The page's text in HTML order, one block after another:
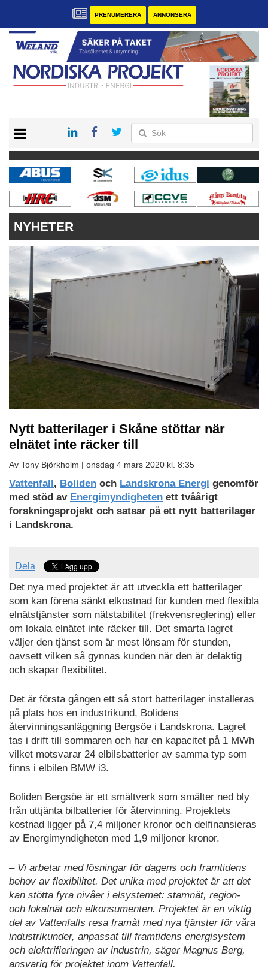
PRENUMERERA ANNONSERA
KONTAKT
VÅRA ANDRA MAGASIN
PRENUMERERA
ANNONSERA
NYHETER
Nytt batterilager i Skåne stöttar när
elnätet inte räcker till
Av Tony Björkholm | onsdag 4 mars 2020 kl. 8:35
Vattenfall, Boliden och Landskrona Energi genomför
med stöd av Energimyndigheten ett tvåårigt
forskningsprojekt och satsar på ett nytt batterilager
i Landskrona.
Dela
Det nya med projektet är att utveckla ett batterilager
som kan förena sänkt elkostnad för kunden med flexibla
elnätstjänster som nätstabilitet (frekvensreglering) eller
om lokala elnätet inte räcker till. Det smarta lagret
väljer den tjänst som är mest lönsam för stunden,
oavsett vilken så gynnas kunden när den är delaktig
och skapar flexibilitet.
Det är första gången ett så stort batterilager installeras
på plats hos en industrikund, Bolidens
återvinningsanläggning Bergsöe i Landskrona. Lagret
tas i drift till sommaren och har en kapacitet på 1 MWh
vilket motsvarar 24 elbilsbatterier av samma typ som
finns i elbilen BMW i3.
Boliden Bergsöe är ett smältverk som smälter ned bly
från uttjänta bilbatterier för återvinning. Projektets
kostnad ligger på 7,4 miljoner kronor och delfinansieras
av Energimyndigheten med 1,9 miljoner kronor.
– Vi arbetar med lösningar för dagens och framtidens
behov av flexibilitet. Det unika med projektet är att det
kan stötta fyra nivåer i elsystemet: stamnät, region-
och lokalnät och elkonsumenten. Projektet är en viktig
del av Vattenfalls resa framåt med nya tjänster för våra
industrikunder, anpassat till framtidens energisystem
och elektrifieringen av industrin, säger Magnus Berg,
ansvarig för projektet inom Vattenfall.